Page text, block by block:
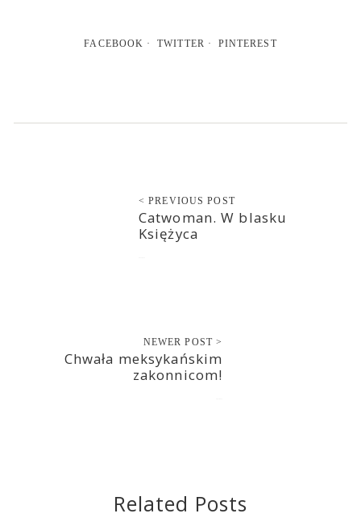
FACEBOOK TWITTER PINTEREST
< PREVIOUS POST
Catwoman. W blasku
Księżyca
NEWER POST >
Chwała meksykańskim
zakonnicom!
Related Posts